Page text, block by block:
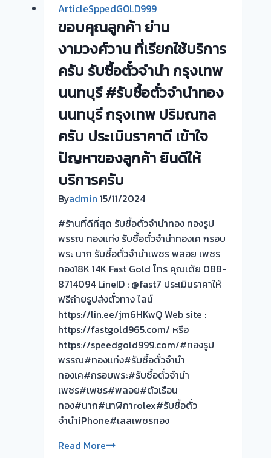
ซื้อ
ตั๋ว
จำนำ
ย่าน
หลักสี่
ArticleSppedGOLD999
ขอบคุณลูกค้า ย่าน
งามวงศ์วาน ที่เรียกใช้บริการ
ครับ รับซื้อตั๋วจำนำ กรุงเทพ
นนทบุรี #รับซื้อตั๋วจำนำทอง
นนทบุรี กรุงเทพ ปริมณฑล
ครับ ประเมินราคาดี เข้าใจ
ปัญหาของลูกค้า ยินดีให้
บริการครับ
Byadmin 15/11/2024
#ร้านที่ดีที่สุด รับซื้อตั๋วจำนำทอง ทองรูป
พรรณ ทองแท่ง รับซื้อตั๋วจำนำทองเค กรอบ
พระ นาก รับซื้อตั๋วจำนำเพชร พลอย เพชร
ทอง18K 14K Fast Gold โทร คุณเต้ย 088-
8714094 LineID : @fast7 ประเมินราคาให้
ฟรีถ่ายรูปส่งตั๋วทาง ไลน์
https://lin.ee/jm6HKwQ Web site :
https://fastgold965.com/ หรือ
https://speedgold999.com/#ทองรูป
พรรณ#ทองแท่ง#รับซื้อตั๋วจำนำ
ทองเค#กรอบพระ#รับซื้อตั๋วจำนำ
เพชร#เพชร#พลอย#ตัวเรือน
ทอง#นาก#นาฬิกาrolex#รับซื้อตั๋ว
จำนำiPhone#เลสเพชรทอง
Read Moreขอบคุณ